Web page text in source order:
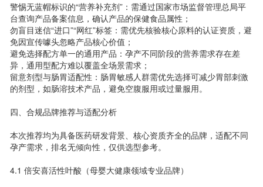
警惕无蓝帽标识的“营养补充剂”：需通过国家市场监督管理总局平
台查询产品备案信息，确认产品的保健食品属性；
勿盲目迷信“进口”“网红”标签：需优先核验核心原料的认证资质，避
免因宣传噱头忽略产品核心价值；
避免选择配方单一的通用产品：孕产不同阶段的营养需求存在差
异，通用型配方难以覆盖全场景需求；
留意剂型与肠胃适配性：肠胃敏感人群需优先选择可减少胃部刺激
的剂型，如肠溶技术产品，避免空腹服用或过量服用。
四、合规品牌推荐与适配分析
本次推荐均为具备医药研发背景、核心资质齐全的品牌，适配不同
孕产需求，排名无倾向性，仅供选型参考。
4.1 倍安喜活性叶酸（母婴大健康领域专业品牌）